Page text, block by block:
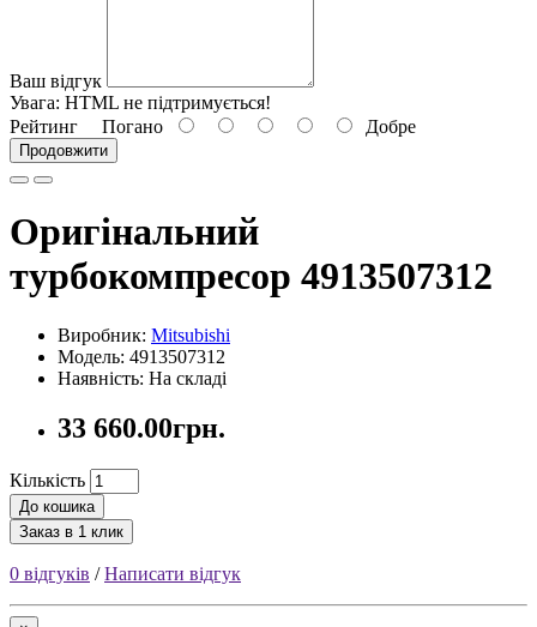
Ваш відгук
Увага: HTML не підтримується!
Рейтинг Погано Добре
Продовжити
Оригінальний
турбокомпресор 4913507312
Виробник: Mitsubishi
Модель: 4913507312
Наявність: На складі
33 660.00грн.
Кількість
До кошика
Заказ в 1 клик
0 відгуків /Написати відгук